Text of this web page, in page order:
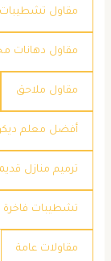
مقاول تشطيبات
مقاول دهانات
مقاول ملاحق
​أفضل معلم
​ترميم منازل
​تشطيبات فاخرة
​مقاولات عامة